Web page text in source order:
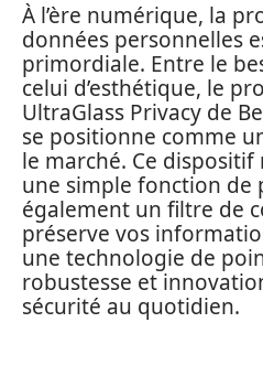
À l’ère numérique, la
données personnelles
primordiale. Entre le
celui d’esthétique, le
UltraGlass Privacy de
se positionne comme
le marché. Ce dispositif
une simple fonction de
également un filtre de
préserve vos
une technologie de
robustesse et
sécurité au quotidien.